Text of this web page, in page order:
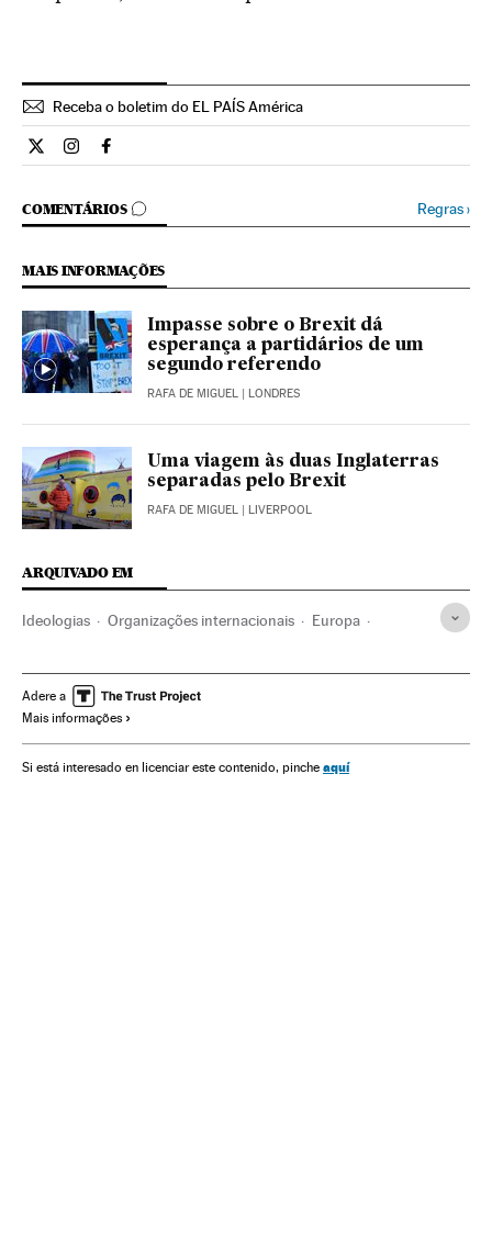
Receba o boletim do EL PAÍS América
Internacional El País Brasil en Twitter
Internacional El País Brasil en Instagram
Internacional El País Brasil en Facebook
COMENTÁRIOS
COMENTÁRIOS Regras›
MAIS INFORMAÇÕES
Impasse sobre o Brexit dá
esperança a partidários de um
segundo referendo
RAFA DE MIGUEL | LONDRES
Uma viagem às duas Inglaterras
separadas pelo Brexit
RAFA DE MIGUEL | LIVERPOOL
ARQUIVADO EM
Ideologias Organizações internacionais Europa
Referendos UE Euroceticismo
Unión política europea
União Europeia Reino Unido
Adere a
Mais informações
Si está interesado en licenciar este contenido, pinche aquí